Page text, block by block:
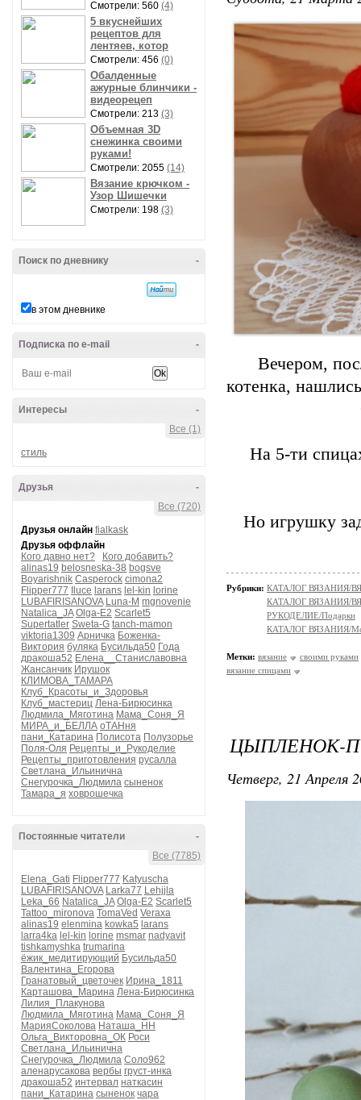
Смотрели: 560 (4)
5 вкуснейших
рецептов для
лентяев, котор
Смотрели: 456 (0)
Обалденные
ажурные блинчики -
видеорецеп
Смотрели: 213 (3)
Объемная 3D
снежинка своими
руками!
Смотрели: 2055 (14)
Вязание крючком -
Узор Шишечки
Смотрели: 198 (3)
-
Поиск по дневнику
в этом дневнике
-
Подписка по e-mail
-
Интересы
Все (1)
стиль
-
Друзья
Все (720)
Друзья онлайн fialkask
Друзья оффлайн
Кого давно нет?
Кого добавить?
alinas19 belosneska-38 bogsve
Boyarishnik Casperock cimona2
Flipper777
Iluce larans lel-kin lorine
LUBAFIRISANOVA Luna-M mgnovenie
Natalica_JA Olga-E2 Scarlet5
Supertatler Sweta-G tanch-mamon
viktoria1309 Арничка Боженка-
Виктория буляка Бусильда50 Года
дракоша52 Елена__Станиславовна
Жансанчик Ирушок
КЛИМОВА_ТАМАРА
Клуб_Красоты_и_Здоровья
Клуб_мастериц Лена-Бирюсинка
Людмила_Мяготина Мама_Соня_Я
МИРА_и_БЕЛЛА оТАНня
пани_Катарина Полисота Полузорье
Поля-Оля Рецепты_и_Рукоделие
Рецепты_приготовления русалла
Светлана_Ильинична
Снегурочка_Людмила сыненок
Тамара_я ховрошечка
-
Постоянные читатели
Все (7785)
Elena_Gati Flipper777 Katyuscha
LUBAFIRISANOVA Larka77 Lehjjla
Leka_66 Natalica_JA Olga-E2 Scarlet5
Tattoo_mironova TomaVed Veraxa
alinas19 elenmina kowka5 larans
larra4ka lel-kin lorine msmar nadyavit
tishkamyshka trumarina
ёжик_медитирующий Бусильда50
Валентина_Егорова
Гранатовый_цветочек Ирина_1811
Карташова_Марина Лена-Бирюсинка
Лилия_Плакунова
Людмила_Мяготина Мама_Соня_Я
МарияСоколова Наташа_НН
Ольга_Викторовна_ОК Роси
Светлана_Ильинична
Снегурочка_Людмила Соло962
аленарусакова вербы груст-инка
дракоша52 интервал наткасин
пани_Катарина сыненок чара
Вечером,
котенка,
На 5-ти
Но игрушку
Рубрики: КАТАЛОГ ВЯЗАНИЯ/
КАТАЛОГ ВЯЗАНИЯ/
РУКОДЕЛИЕ/Подарки
КАТАЛОГ ВЯЗАНИЯ/
Метки: вязание
своими руками
вязание спицами
ЦЫПЛЕНОК-
Четверг, 21 Апреля